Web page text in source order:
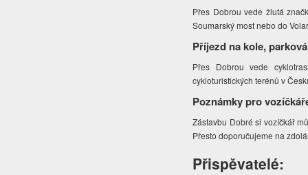
Přes Dobrou vede žlutá
Soumarský most nebo do
Příjezd na kole,
Přes Dobrou vede
cykloturistických terénů v
Poznámky pro
Zástavbu Dobré si vozíčkář
Přesto doporučujeme na
Přispěvatelé: